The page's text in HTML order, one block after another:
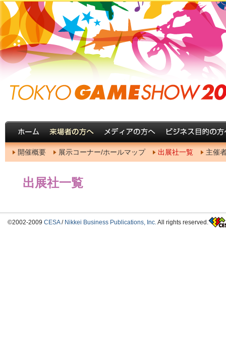
開催概要 展示コーナー/ホールマップ 出展社一覧 主催
出展社一覧
©2002-2009 CESA/ Nikkei Business Publications, Inc.All rights reserved.